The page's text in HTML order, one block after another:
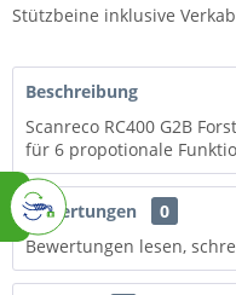
Stützbeine inklusive
Beschreibung
Scanreco RC400 G2B
für 6 propotionale
Bewertungen
0
Bewertungen lesen,